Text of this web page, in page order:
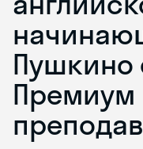
Пушкино
Премиум
online